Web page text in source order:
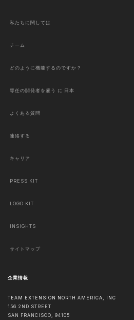
私たちに関しては
チーム
どのように機能するのですか？
専任の開発者を雇う に 日本
よくある質問
連絡する
キャリア
PRESS KIT
LOGO KIT
INSIGHTS
サイトマップ
企業情報
TEAM EXTENSION NORTH AMERICA, INC
156 2ND STREET
SAN FRANCISCO, 94105